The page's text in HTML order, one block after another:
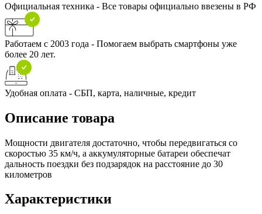
Официальная техника - Все товары официально ввезены в РФ
Работаем с 2003 года - Помогаем выбрать смартфоны уже
более 20 лет.
Удобная оплата - СБП, карта, наличные, кредит
Описание товара
Мощности двигателя достаточно, чтобы передвигаться со
скоростью 35 км/ч, а аккумуляторные батареи обеспечат
дальность поездки без подзарядок на расстояние до 30
километров
Характеристики